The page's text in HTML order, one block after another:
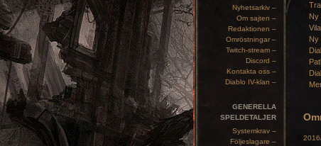
Nyhetsarkiv –
Om sajten –
Redaktionen –
Omröstningar –
Twitch-stream –
Discord –
Kontakta oss –
Diablo IV-klan –
GENERELLA
SPELDETALJER
Systemkrav –
Följeslagare –
Ny
Ny